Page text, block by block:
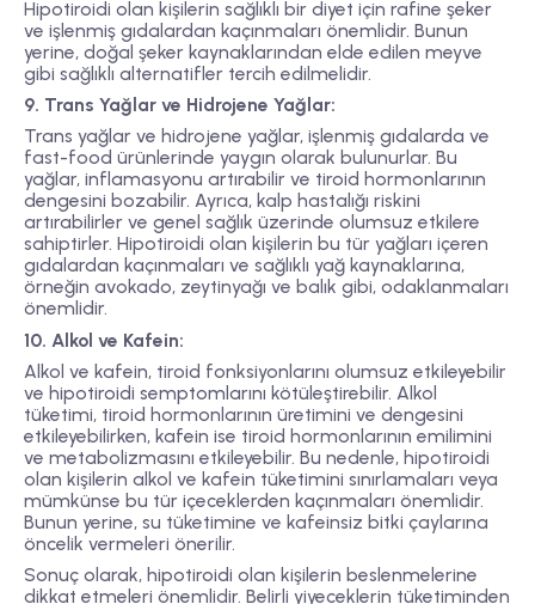
Hipotiroidi olan kişilerin sağlıklı bir diyet için rafine şeker
ve işlenmiş gıdalardan kaçınmaları önemlidir. Bunun
yerine, doğal şeker kaynaklarından elde edilen meyve
gibi sağlıklı alternatifler tercih edilmelidir.
9. Trans Yağlar ve Hidrojene Yağlar:
Trans yağlar ve hidrojene yağlar, işlenmiş gıdalarda ve
fast-food ürünlerinde yaygın olarak bulunurlar. Bu
yağlar, inflamasyonu artırabilir ve tiroid hormonlarının
dengesini bozabilir. Ayrıca, kalp hastalığı riskini
artırabilirler ve genel sağlık üzerinde olumsuz etkilere
sahiptirler. Hipotiroidi olan kişilerin bu tür yağları içeren
gıdalardan kaçınmaları ve sağlıklı yağ kaynaklarına,
örneğin avokado, zeytinyağı ve balık gibi, odaklanmaları
önemlidir.
10. Alkol ve Kafein:
Alkol ve kafein, tiroid fonksiyonlarını olumsuz etkileyebilir
ve hipotiroidi semptomlarını kötüleştirebilir. Alkol
tüketimi, tiroid hormonlarının üretimini ve dengesini
etkileyebilirken, kafein ise tiroid hormonlarının emilimini
ve metabolizmasını etkileyebilir. Bu nedenle, hipotiroidi
olan kişilerin alkol ve kafein tüketimini sınırlamaları veya
mümkünse bu tür içeceklerden kaçınmaları önemlidir.
Bunun yerine, su tüketimine ve kafeinsiz bitki çaylarına
öncelik vermeleri önerilir.
Sonuç olarak, hipotiroidi olan kişilerin beslenmelerine
dikkat etmeleri önemlidir. Belirli yiyeceklerin tüketiminden